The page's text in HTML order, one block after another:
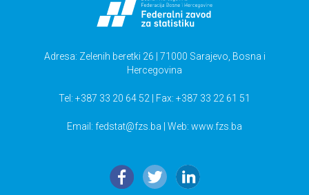
Adresa: Zelenih beretki 26 | 71000 Sarajevo, Bosna i
Hercegovina
Tel: +387 33 20 64 52 | Fax: +387 33 22 61 51
Email: fedstat@fzs.ba | Web: www.fzs.ba